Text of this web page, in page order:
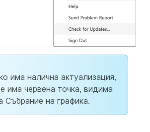
има налична актуализация,
има червена точка, видима
Събрание на графика.